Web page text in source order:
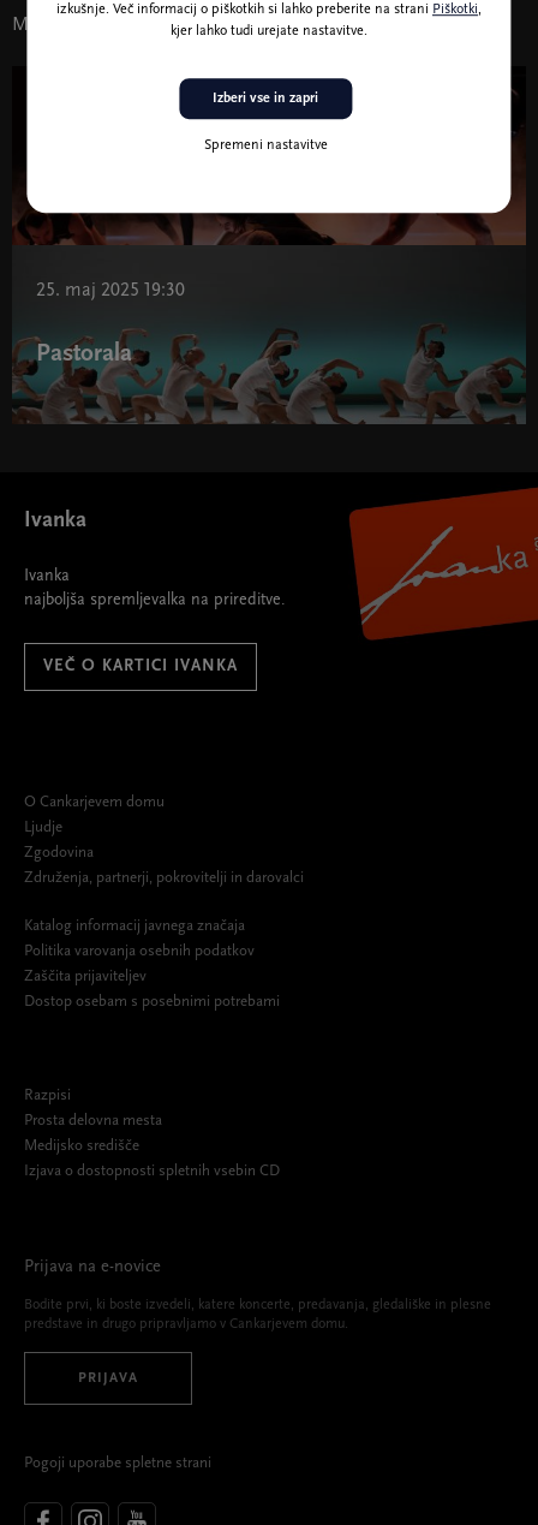
Morda vas zanima tudi
25. maj 2025 19:30
Pastorala
Ivanka
Ivanka
najboljša spremljevalka na prireditve.
VEČ O KARTICI IVANKA
O Cankarjevem domu
Ljudje
Zgodovina
Združenja, partnerji, pokrovitelji in darovalci
Katalog informacij javnega značaja
Politika varovanja osebnih podatkov
Zaščita prijaviteljev
Dostop osebam s posebnimi potrebami
Razpisi
Prosta delovna mesta
Medijsko središče
Izjava o dostopnosti spletnih vsebin CD
Prijava na e-novice
Bodite prvi, ki boste izvedeli, katere koncerte, predavanja, gledališke in plesne
predstave in drugo pripravljamo v Cankarjevem domu.
PRIJAVA
Pogoji uporabe spletne strani
izkušnje. Več informacij o piškotkih si lahko preberite na strani Piškotki,
kjer lahko tudi urejate nastavitve.
Spremeni nastavitve
Izberi vse in zapri